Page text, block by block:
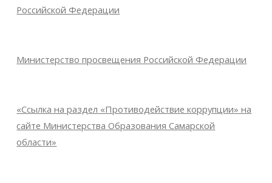
Российской Федерации
Министерство просвещения Российской Федерации
«Ссылка на раздел «Противодействие коррупции» на
сайте Министерства Образования Самарской
области»